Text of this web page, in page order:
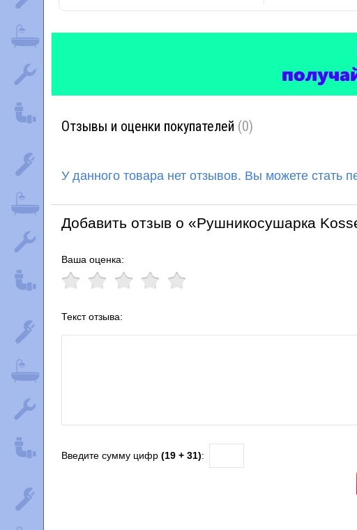
Отзывы и оценки покупателей (0)
У данного товара нет отзывов. Вы можете стать
Добавить отзыв о «Рушникосушарка
Ваша оценка:
Текст отзыва:
Введите сумму цифр (19 + 31):